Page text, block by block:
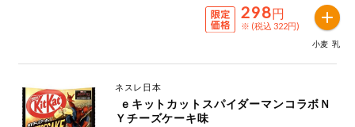
298円
※ (税込 322円)
小麦 乳
ネスレ日本
Ｙチーズケーキ味